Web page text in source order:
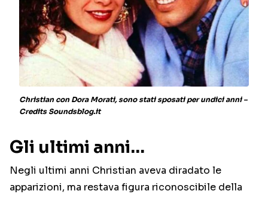
Christian con Dora Morati, sono stati sposati per undici anni –
Credits Soundsblog.it
Gli ultimi anni…
Negli ultimi anni Christian aveva diradato le
apparizioni, ma restava figura riconoscibile della